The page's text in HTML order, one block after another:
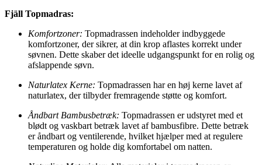
Fjäll Topmadras:
Komfortzoner: Topmadrassen indeholder indbyggede
komfortzoner, der sikrer, at din krop aflastes korrekt under
søvnen. Dette skaber det ideelle udgangspunkt for en rolig og
afslappende søvn.
Naturlatex Kerne: Topmadrassen har en høj kerne lavet af
naturlatex, der tilbyder fremragende støtte og komfort.
Åndbart Bambusbetræk: Topmadrassen er udstyret med et
blødt og vaskbart betræk lavet af bambusfibre. Dette betræk
er åndbart og ventilerende, hvilket hjælper med at regulere
temperaturen og holde dig komfortabel om natten.